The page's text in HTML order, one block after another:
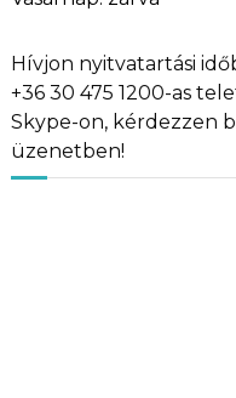
Hívjon nyitvatartási
+36 30 475 1200-as
Skype-on, kérdezzen
üzenetben!